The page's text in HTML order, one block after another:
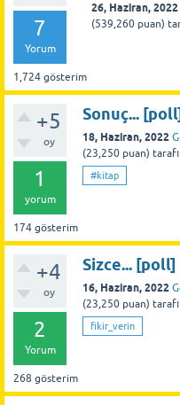
7
Yorum
1,724 gösterim
26, Haziran, 2022
(539,260 puan)
+5
oy
1
yorum
174 gösterim
Sonuç... [poll]
18, Haziran, 2022
(23,250 puan)
#kitap
+4
oy
2
Yorum
268 gösterim
Sizce... [poll]
16, Haziran, 2022
(23,250 puan)
fikir_verin